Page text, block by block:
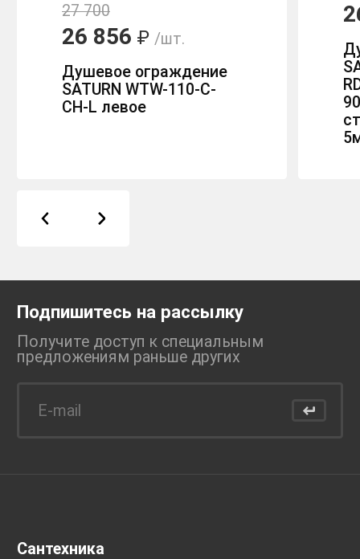
27 700
26 856 ₽ /шт.
Душевое ограждение
SATURN WTW-110-C-
CH-L левое
Подпишитесь на рассылку
Получите доступ к специальным
предложениям раньше других
Сантехника